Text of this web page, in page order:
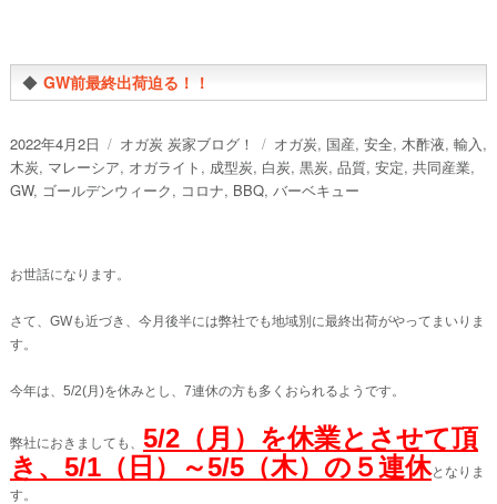
◆ GW前最終出荷迫る！！
投
稿
日:
2022年4月2日
カ
テ
ゴ
オガ炭 炭家ブログ！
タ
グ
オガ炭, 国産, 安全, 木酢液, 輸入 ,
木炭, マレーシア, オガライト , 成型炭, 白炭, 黒炭, 品質, 安定, 共同産業,
GW, ゴールデンウィーク, コロナ, BBQ, バーベキュー
お世話になります。
さて、GWも近づき、今月後半には弊社でも地域別に最終出荷がやってまいりま
す。
今年は、5/2(月)を休みとし、7連休の方も多くおられるようです。
弊社におきましても、 5/2（月）を休業とさせて頂
き、5/1（日）～5/5（木）の５連休となりま
す。